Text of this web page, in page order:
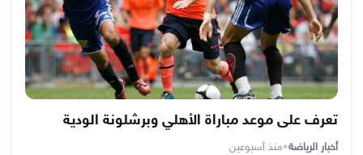
تعرف على موعد مباراة الأهلي وبرشلونة الودية
أخبار الرياضة•منذ أسبوعين